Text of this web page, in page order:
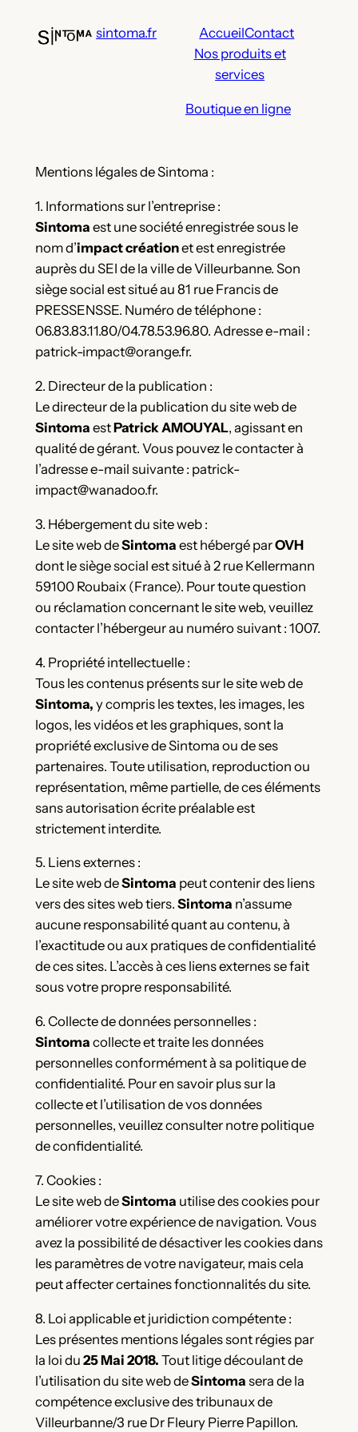
sintoma.fr AccueilContact
Nos produits et
services
Boutique en ligne
Mentions légales de Sintoma :
1. Informations sur l’entreprise :
Sintoma est une société enregistrée sous le
nom d’impact créationet est enregistrée
auprès du SEI de la ville de Villeurbanne. Son
siège social est situé au 81 rue Francis de
PRESSENSSE. Numéro de téléphone :
06.83.83.11.80/04.78.53.96.80. Adresse e-mail :
patrick-impact@orange.fr.
2. Directeur de la publication :
Le directeur de la publication du site web de
Sintoma estPatrick AMOUYAL, agissant en
qualité de gérant. Vous pouvez le contacter à
l’adresse e-mail suivante : patrick-
impact@wanadoo.fr.
3. Hébergement du site web :
Le site web deSintoma est hébergé parOVH
dont le siège social est situé à 2 rue Kellermann
59100 Roubaix (France). Pour toute question
ou réclamation concernant le site web, veuillez
contacter l’hébergeur au numéro suivant : 1007.
4. Propriété intellectuelle :
Tous les contenus présents sur le site web de
Sintoma, y compris les textes, les images, les
logos, les vidéos et les graphiques, sont la
propriété exclusive de Sintoma ou de ses
partenaires. Toute utilisation, reproduction ou
représentation, même partielle, de ces éléments
sans autorisation écrite préalable est
strictement interdite.
5. Liens externes :
Le site web deSintoma peut contenir des liens
vers des sites web tiers. Sintoma n’assume
aucune responsabilité quant au contenu, à
l’exactitude ou aux pratiques de confidentialité
de ces sites. L’accès à ces liens externes se fait
sous votre propre responsabilité.
6. Collecte de données personnelles :
Sintoma collecte et traite les données
personnelles conformément à sa politique de
confidentialité. Pour en savoir plus sur la
collecte et l’utilisation de vos données
personnelles, veuillez consulter notre politique
de confidentialité.
7. Cookies :
Le site web deSintoma utilise des cookies pour
améliorer votre expérience de navigation. Vous
avez la possibilité de désactiver les cookies dans
les paramètres de votre navigateur, mais cela
peut affecter certaines fonctionnalités du site.
8. Loi applicable et juridiction compétente :
Les présentes mentions légales sont régies par
la loi du 25 Mai 2018. Tout litige découlant de
l’utilisation du site web deSintoma sera de la
compétence exclusive des tribunaux de
Villeurbanne/3 rue Dr Fleury Pierre Papillon.